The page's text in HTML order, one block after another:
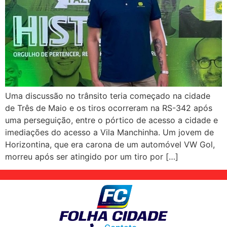
Uma discussão no trânsito teria começado na cidade
de Três de Maio e os tiros ocorreram na RS-342 após
uma perseguição, entre o pórtico de acesso a cidade e
imediações do acesso a Vila Manchinha. Um jovem de
Horizontina, que era carona de um automóvel VW Gol,
morreu após ser atingido por um tiro por […]